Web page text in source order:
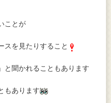
ことが
スを見たりすること
と聞かれることもあります
もあります